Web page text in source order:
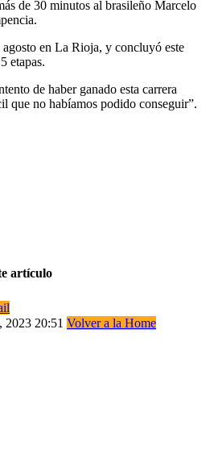
de 30 minutos al brasileño Marcelo
en La Rioja, y concluyó este
etapas.
de haber ganado esta carrera
que no habíamos podido conseguir”.
artículo
2023 20:51 Volver a la Home